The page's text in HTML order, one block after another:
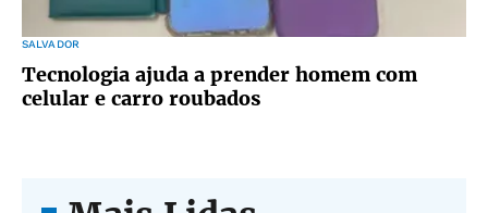
SALVADOR
Tecnologia ajuda a prender homem com
celular e carro roubados